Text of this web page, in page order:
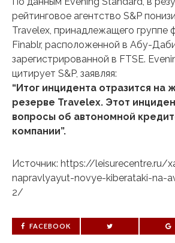
рейтинговое агентство S&P
Travelex, принадлежащего группе
Finablr, расположенной в Абу-
зарегистрированной в FTSE.
цитирует S&P, заявляя:
“Итог инцидента отразится на
резерве Travelex. Этот
вопросы об автономной
компании”.
Источник: https://leisurecentre.ru/
napravlyayut-novye-kiberataki-na-
2/
FACEBOOK